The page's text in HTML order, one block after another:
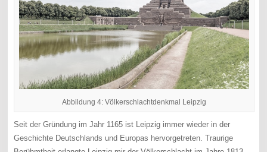
Abbildung 4: Völkerschlachtdenkmal Leipzig
Seit der Gründung im Jahr 1165 ist Leipzig immer wieder in der
Geschichte Deutschlands und Europas hervorgetreten. Traurige